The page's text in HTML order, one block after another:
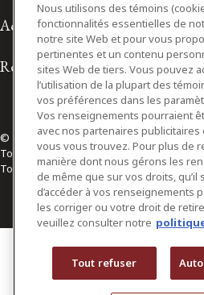
Accessibilité
Relations avec les médias
© 2026 Osler, Hoskin & Harcourt
Tous droits réservés
Toronto | Montréal | Calgary |
Nous utilisons des témoins
fonctionnalités essentielles de
notre site Web et pour vous
pertinentes et un contenu
sites Web de tiers. Vous pouvez
l’utilisation de la plupart des
vos préférences dans les
Vos renseignements pourraient
avec nos partenaires
vous vous trouvez. Pour plus de
manière dont nous gérons les
de même que sur vos droits, qu’il
d’accéder à vos renseignements
les corriger ou votre droit de
veuillez consulter notre
Tout refuser